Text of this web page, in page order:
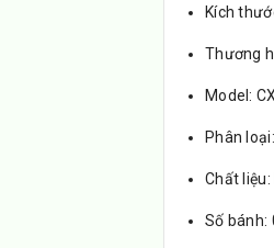
Kích
Thương
Model:
Phân
Chất
Số bánh: